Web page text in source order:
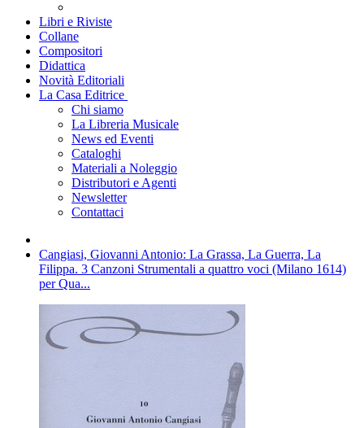
Libri e Riviste
Collane
Compositori
Didattica
Novità Editoriali
La Casa Editrice
Chi siamo
La Libreria Musicale
News ed Eventi
Cataloghi
Materiali a Noleggio
Distributori e Agenti
Newsletter
Contattaci
Cangiasi, Giovanni Antonio: La Grassa, La Guerra, La
Filippa. 3 Canzoni Strumentali a quattro voci (Milano 1614)
per Qua...